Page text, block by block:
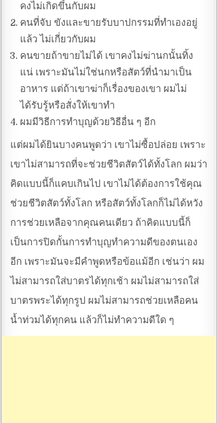
คงไม่เกิดขึ้นกับผม
คนที่จับ ขังและขายรับบาปกรรมที่ทำเองอยู่
แล้ว ไม่เกี่ยวกับผม
คนขายถ้าขายไม่ได้ เขาคงไม่ฆ่านกนั้นทิ้ง
แน่ เพราะมันไม่ใช่นกหรือสัตว์ที่นำมาเป็น
อาหาร แต่ถ้าเขาฆ่าก็เรื่องของเขา ผมไม่
ได้รับรู้หรือสั่งให้เขาทำ
ผมมีวิธีการทำบุญด้วยวิธีอื่น ๆ อีก
แต่ผมได้ยินบางคนพูดว่า เขาไม่ซื้อปล่อย เพราะ
เขาไม่สามารถที่จะช่วยชีวิตสัตว์ได้ทั้งโลก ผมว่า
คิดแบบนี้ก็แคบเกินไป เขาไม่ได้ต้องการใช้คุณ
ช่วยชีวิตสัตว์ทั้งโลก หรือสัตว์ทั้งโลกก็ไม่ได้หวัง
การช่วยเหลือจากคุณคนเดียว ถ้าคิดแบบนี้ก็
เป็นการปิดกั้นการทำบุญทำความดีของตนเอง
อีก เพราะมันจะมีคำพูดหรือข้อแม้อีก เช่นว่า ผม
ไม่สามารถใส่บาตรได้ทุกเช้า ผมไม่สามารถใส่
บาตรพระได้ทุกรูป ผมไม่สามารถช่วยเหลือคน
น้ำท่วมได้ทุกคน แล้วก็ไม่ทำความดีใด ๆ